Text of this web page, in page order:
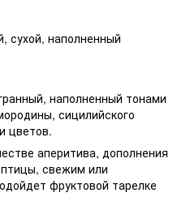
сухой, наполненный
наполненный тонами
сицилийского
цветов.
аперитива, дополнения
свежим или
фруктовой тарелке